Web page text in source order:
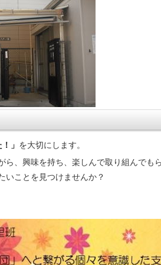
」 を大切にします。
ら、興味を持ち、楽しんで取り組んでも
いことを見つけませんか？